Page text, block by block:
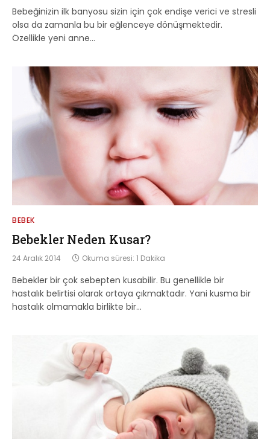
Bebeğinizin ilk banyosu sizin için çok endişe verici ve stresli
olsa da zamanla bu bir eğlenceye dönüşmektedir.
Özellikle yeni anne…
BEBEK
Bebekler Neden Kusar?
24 Aralık 2014 Okuma süresi: 1 Dakika
Bebekler bir çok sebepten kusabilir. Bu genellikle bir
hastalık belirtisi olarak ortaya çıkmaktadır. Yani kusma bir
hastalık olmamakla birlikte bir…